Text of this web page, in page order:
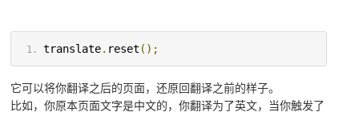
translate. reset ();
它可以将你翻译之后的页面，还原回翻译之前的样子。
比如，你原本页面文字是中文的，你翻译为了英文，当你触发了